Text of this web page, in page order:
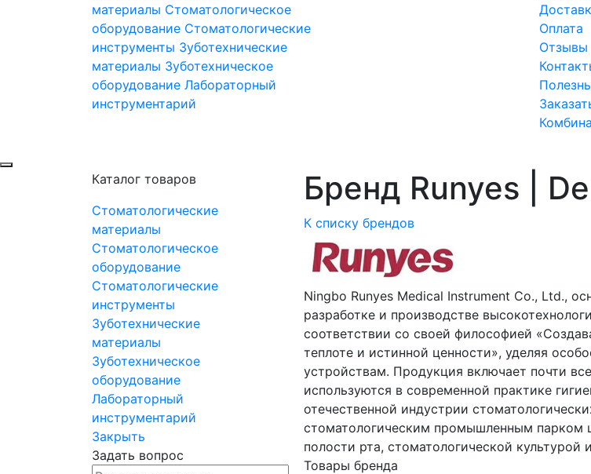
материалы Стоматологическое
оборудование Стоматологические
инструменты Зуботехнические
материалы Зуботехническое
оборудование Лабораторный
инструментарий
Оплата
Отзывы
Каталог товаров
Стоматологические
материалы
Стоматологическое
оборудование
Стоматологические
инструменты
Зуботехнические
материалы
Зуботехническое
оборудование
Лабораторный
инструментарий
Закрыть
Задать вопрос
Бренд Runyes |
К списку брендов
Ningbo Runyes Medical Instrument Co., Ltd.,
разработке и производстве
соответствии со своей философией
теплоте и истинной ценности», уделяя
устройствам. Продукция включает почти
используются в современной практике
отечественной индустрии
стоматологическим промышленным парком
полости рта, стоматологической культурой
Товары бренда